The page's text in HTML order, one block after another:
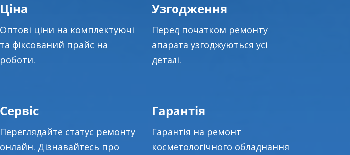
Ціна
Оптові ціни на комплектуючі
та фіксований прайс на
роботи.
Узгодження
Перед початком ремонту
апарата узгоджуються усі
деталі.
Сервіс
Переглядайте статус ремонту
онлайн. Дізнавайтесь про
Гарантія
Гарантія на ремонт
косметологічного обладнання